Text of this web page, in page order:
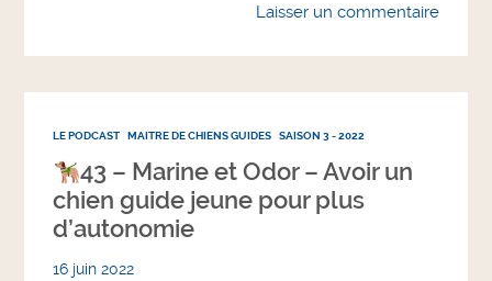
Laisser un commentaire
LE PODCAST MAITRE DE CHIENS GUIDES SAISON 3 - 2022
43 – Marine et Odor – Avoir un
chien guide jeune pour plus
d’autonomie
16 juin 2022